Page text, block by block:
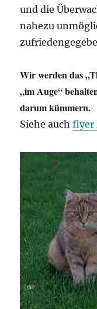
und die
nahezu
Wir werden das
„im Auge“
darum kümmern.
Siehe auchflyer